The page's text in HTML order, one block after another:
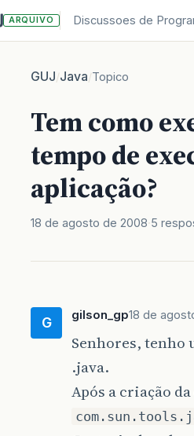
ARQUIVO Discussoes de
GUJ/Java/Topico
Tem como
tempo de
aplicação?
18 de agosto de 2008 5
G gilson_gp18 de
Senhores, tenho
.java.
Após a criação